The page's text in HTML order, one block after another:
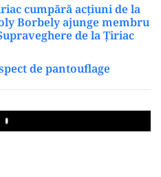
cumpără acțiuni de la
Borbely ajunge membru
de la Țiriac
de pantouflage
Play